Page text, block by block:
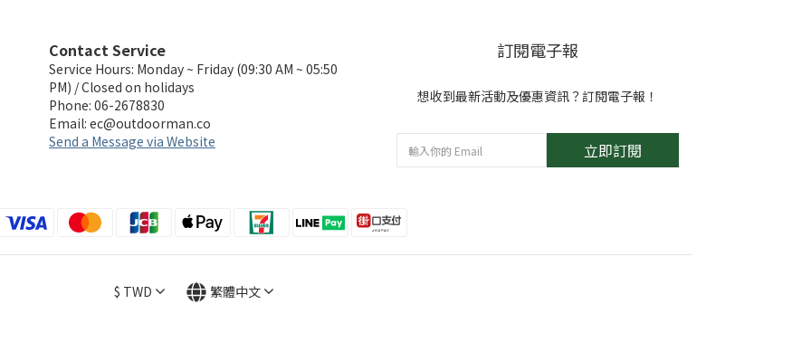
Contact Service
Service Hours: Monday ~ Friday (09:30 AM ~ 05:50
PM) / Closed on holidays
Phone: 06-2678830
Email: ec@outdoorman.co
Send a Message via Website
訂閱電子報
想收到最新活動及優惠資訊？訂閱電子報！
立即訂閱
$ TWD 繁體中文